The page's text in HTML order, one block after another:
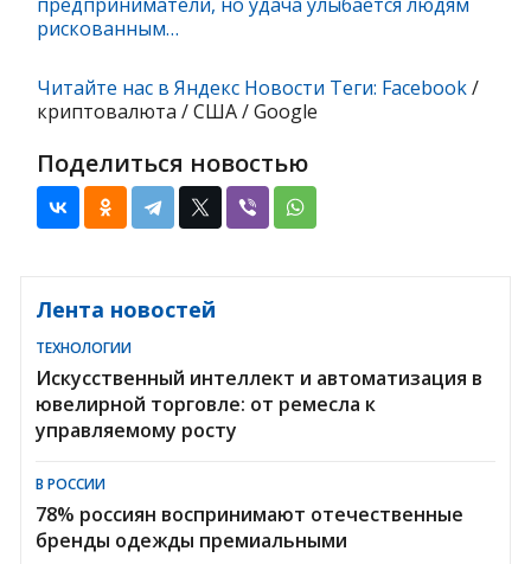
рискованным…
Читайте нас в Яндекс Новости Теги: Facebook/
криптовалюта / США / Google
Поделиться новостью
Лента новостей
ТЕХНОЛОГИИ
Искусственный интеллект и автоматизация в
ювелирной торговле: от ремесла к
управляемому росту
В РОССИИ
78% россиян воспринимают отечественные
бренды одежды премиальными